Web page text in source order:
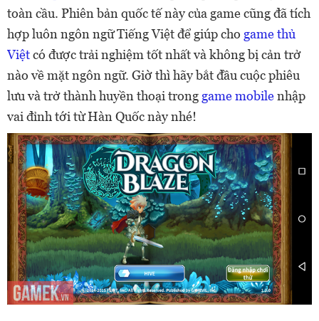
toàn cầu. Phiên bản quốc tế này của game cũng đã tích
hợp luôn ngôn ngữ Tiếng Việt để giúp cho game thủ
Việtcó được trải nghiệm tốt nhất và không bị cản trở
nào về mặt ngôn ngữ. Giờ thì hãy bắt đầu cuộc phiêu
lưu và trở thành huyền thoại trong game mobilenhập
vai đỉnh tới từ Hàn Quốc này nhé!